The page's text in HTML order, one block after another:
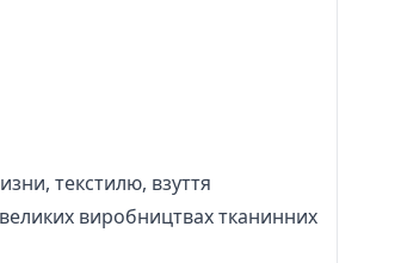
текстилю, взуття
виробництвах тканинних